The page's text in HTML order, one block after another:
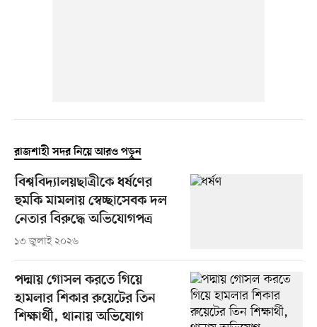
রাজশাহী সদর নিয়ে আরও পড়ুন
বিশ্ববিদ্যালয়ছাত্রীকে ধর্ষণের
হুমকি মামলায় স্বেচ্ছাসেবক দল
নেতার বিরুদ্ধে অভিযোগপত্র
১৩ জুলাই ২০২৬
পদ্মায় গোসল করতে গিয়ে
হামলার শিকার রুয়েটের তিন
শিক্ষার্থী, থানায় অভিযোগ